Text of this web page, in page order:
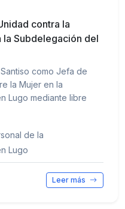
contra la
Subdelegación del
como Jefa de
la Mujer en la
Lugo mediante libre
de la
Lugo
Leer más